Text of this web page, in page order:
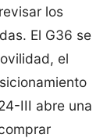
los
El G36 se
el
III abre una